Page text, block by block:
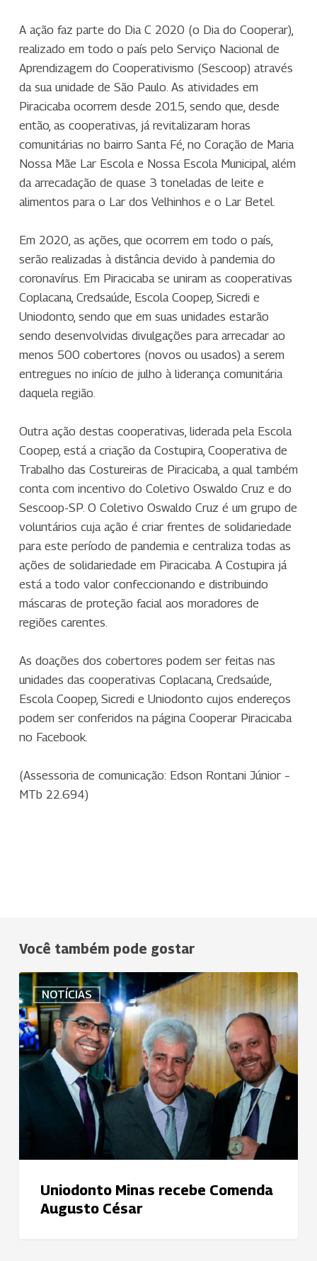
A ação faz parte do Dia C 2020 (o Dia do Cooperar),
realizado em todo o país pelo Serviço Nacional de
Aprendizagem do Cooperativismo (Sescoop) através
da sua unidade de São Paulo. As atividades em
Piracicaba ocorrem desde 2015, sendo que, desde
então, as cooperativas, já revitalizaram horas
comunitárias no bairro Santa Fé, no Coração de Maria
Nossa Mãe Lar Escola e Nossa Escola Municipal, além
da arrecadação de quase 3 toneladas de leite e
alimentos para o Lar dos Velhinhos e o Lar Betel.
Em 2020, as ações, que ocorrem em todo o país,
serão realizadas à distância devido à pandemia do
coronavírus. Em Piracicaba se uniram as cooperativas
Coplacana, Credsaúde, Escola Coopep, Sicredi e
Uniodonto, sendo que em suas unidades estarão
sendo desenvolvidas divulgações para arrecadar ao
menos 500 cobertores (novos ou usados) a serem
entregues no início de julho à liderança comunitária
daquela região.
Outra ação destas cooperativas, liderada pela Escola
Coopep, está a criação da Costupira, Cooperativa de
Trabalho das Costureiras de Piracicaba, a qual também
conta com incentivo do Coletivo Oswaldo Cruz e do
Sescoop-SP. O Coletivo Oswaldo Cruz é um grupo de
voluntários cuja ação é criar frentes de solidariedade
para este período de pandemia e centraliza todas as
ações de solidariedade em Piracicaba. A Costupira já
está a todo valor confeccionando e distribuindo
máscaras de proteção facial aos moradores de
regiões carentes.
As doações dos cobertores podem ser feitas nas
unidades das cooperativas Coplacana, Credsaúde,
Escola Coopep, Sicredi e Uniodonto cujos endereços
podem ser conferidos na página Cooperar Piracicaba
no Facebook.
(Assessoria de comunicação: Edson Rontani Júnior –
MTb 22.694)
Você também pode gostar
NOTÍCIAS
Uniodonto
Minas
recebe
Comenda
Augusto
César
Uniodonto Minas recebe Comenda
Augusto César